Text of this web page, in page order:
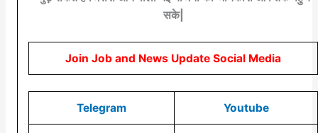
सके|
Join Job and News Update Social Media
Telegram Youtube